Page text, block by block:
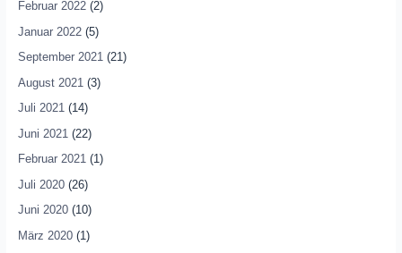
Februar 2022(2)
Januar 2022(5)
September 2021(21)
August 2021 (3)
Juli 2021(14)
Juni 2021 (22)
Februar 2021(1)
Juli 2020(26)
Juni 2020(10)
März 2020(1)